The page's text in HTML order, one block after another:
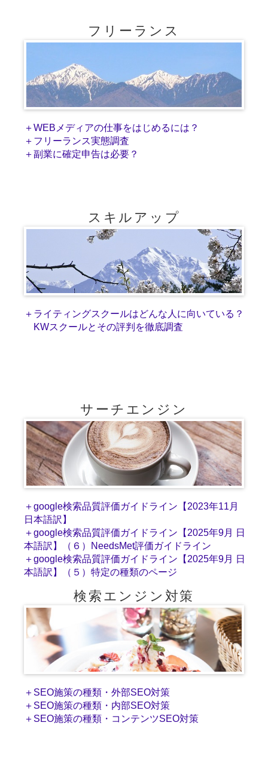
フリーランス
＋WEBメディアの仕事をはじめるには？
＋フリーランス実態調査
＋副業に確定申告は必要？
スキルアップ
＋ライティングスクールはどんな人に向いている？
KWスクールとその評判を徹底調査
サーチエンジン
＋google検索品質評価ガイドライン【2023年11月
日本語訳】
＋google検索品質評価ガイドライン【2025年9月 日
本語訳】（６）NeedsMet評価ガイドライン
＋google検索品質評価ガイドライン【2025年9月 日
本語訳】（５）特定の種類のページ
検索エンジン対策
＋SEO施策の種類・外部SEO対策
＋SEO施策の種類・内部SEO対策
＋SEO施策の種類・コンテンツSEO対策